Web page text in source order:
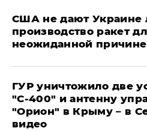
США не дают Украине
производство ракет
неожиданной
ГУР уничтожило две
"С‑400" и антенну
"Орион" в Крыму – в
видео